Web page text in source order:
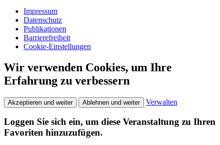
Impressum
Datenschutz
Publikationen
Barrierefreiheit
Cookie-Einstellungen
Wir verwenden Cookies, um Ihre
Erfahrung zu verbessern
Akzeptieren und weiter Ablehnen und weiter Verwalten
Loggen Sie sich ein, um diese Veranstaltung zu Ihren
Favoriten hinzuzufügen.